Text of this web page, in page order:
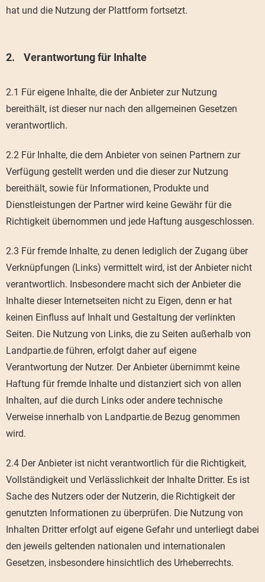
hat und die Nutzung der Plattform fortsetzt.
Verantwortung für Inhalte
2.1 Für eigene Inhalte, die der Anbieter zur Nutzung
bereithält, ist dieser nur nach den allgemeinen Gesetzen
verantwortlich.
2.2 Für Inhalte, die dem Anbieter von seinen Partnern zur
Verfügung gestellt werden und die dieser zur Nutzung
bereithält, sowie für Informationen, Produkte und
Dienstleistungen der Partner wird keine Gewähr für die
Richtigkeit übernommen und jede Haftung ausgeschlossen.
2.3 Für fremde Inhalte, zu denen lediglich der Zugang über
Verknüpfungen (Links) vermittelt wird, ist der Anbieter nicht
verantwortlich. Insbesondere macht sich der Anbieter die
Inhalte dieser Internetseiten nicht zu Eigen, denn er hat
keinen Einfluss auf Inhalt und Gestaltung der verlinkten
Seiten. Die Nutzung von Links, die zu Seiten außerhalb von
Landpartie.de führen, erfolgt daher auf eigene
Verantwortung der Nutzer. Der Anbieter übernimmt keine
Haftung für fremde Inhalte und distanziert sich von allen
Inhalten, auf die durch Links oder andere technische
Verweise innerhalb von Landpartie.de Bezug genommen
wird.
2.4 Der Anbieter ist nicht verantwortlich für die Richtigkeit,
Vollständigkeit und Verlässlichkeit der Inhalte Dritter. Es ist
Sache des Nutzers oder der Nutzerin, die Richtigkeit der
genutzten Informationen zu überprüfen. Die Nutzung von
Inhalten Dritter erfolgt auf eigene Gefahr und unterliegt dabei
den jeweils geltenden nationalen und internationalen
Gesetzen, insbesondere hinsichtlich des Urheberrechts.